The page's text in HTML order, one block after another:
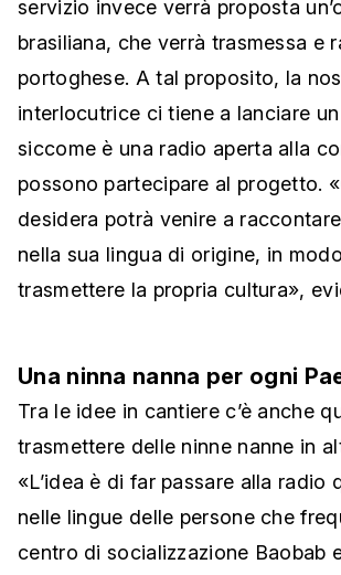
servizio invece verrà proposta
brasiliana, che verrà trasmessa e
portoghese. A tal proposito, la
interlocutrice ci tiene a lanciare
siccome è una radio aperta alla
possono partecipare al progetto.
desidera potrà venire a
nella sua lingua di origine, in
trasmettere la propria cultura»,
Una ninna nanna per ogni
Tra le idee in cantiere c’è anche
trasmettere delle ninne nanne in
«L’idea è di far passare alla radio
nelle lingue delle persone che
centro di socializzazione Baobab